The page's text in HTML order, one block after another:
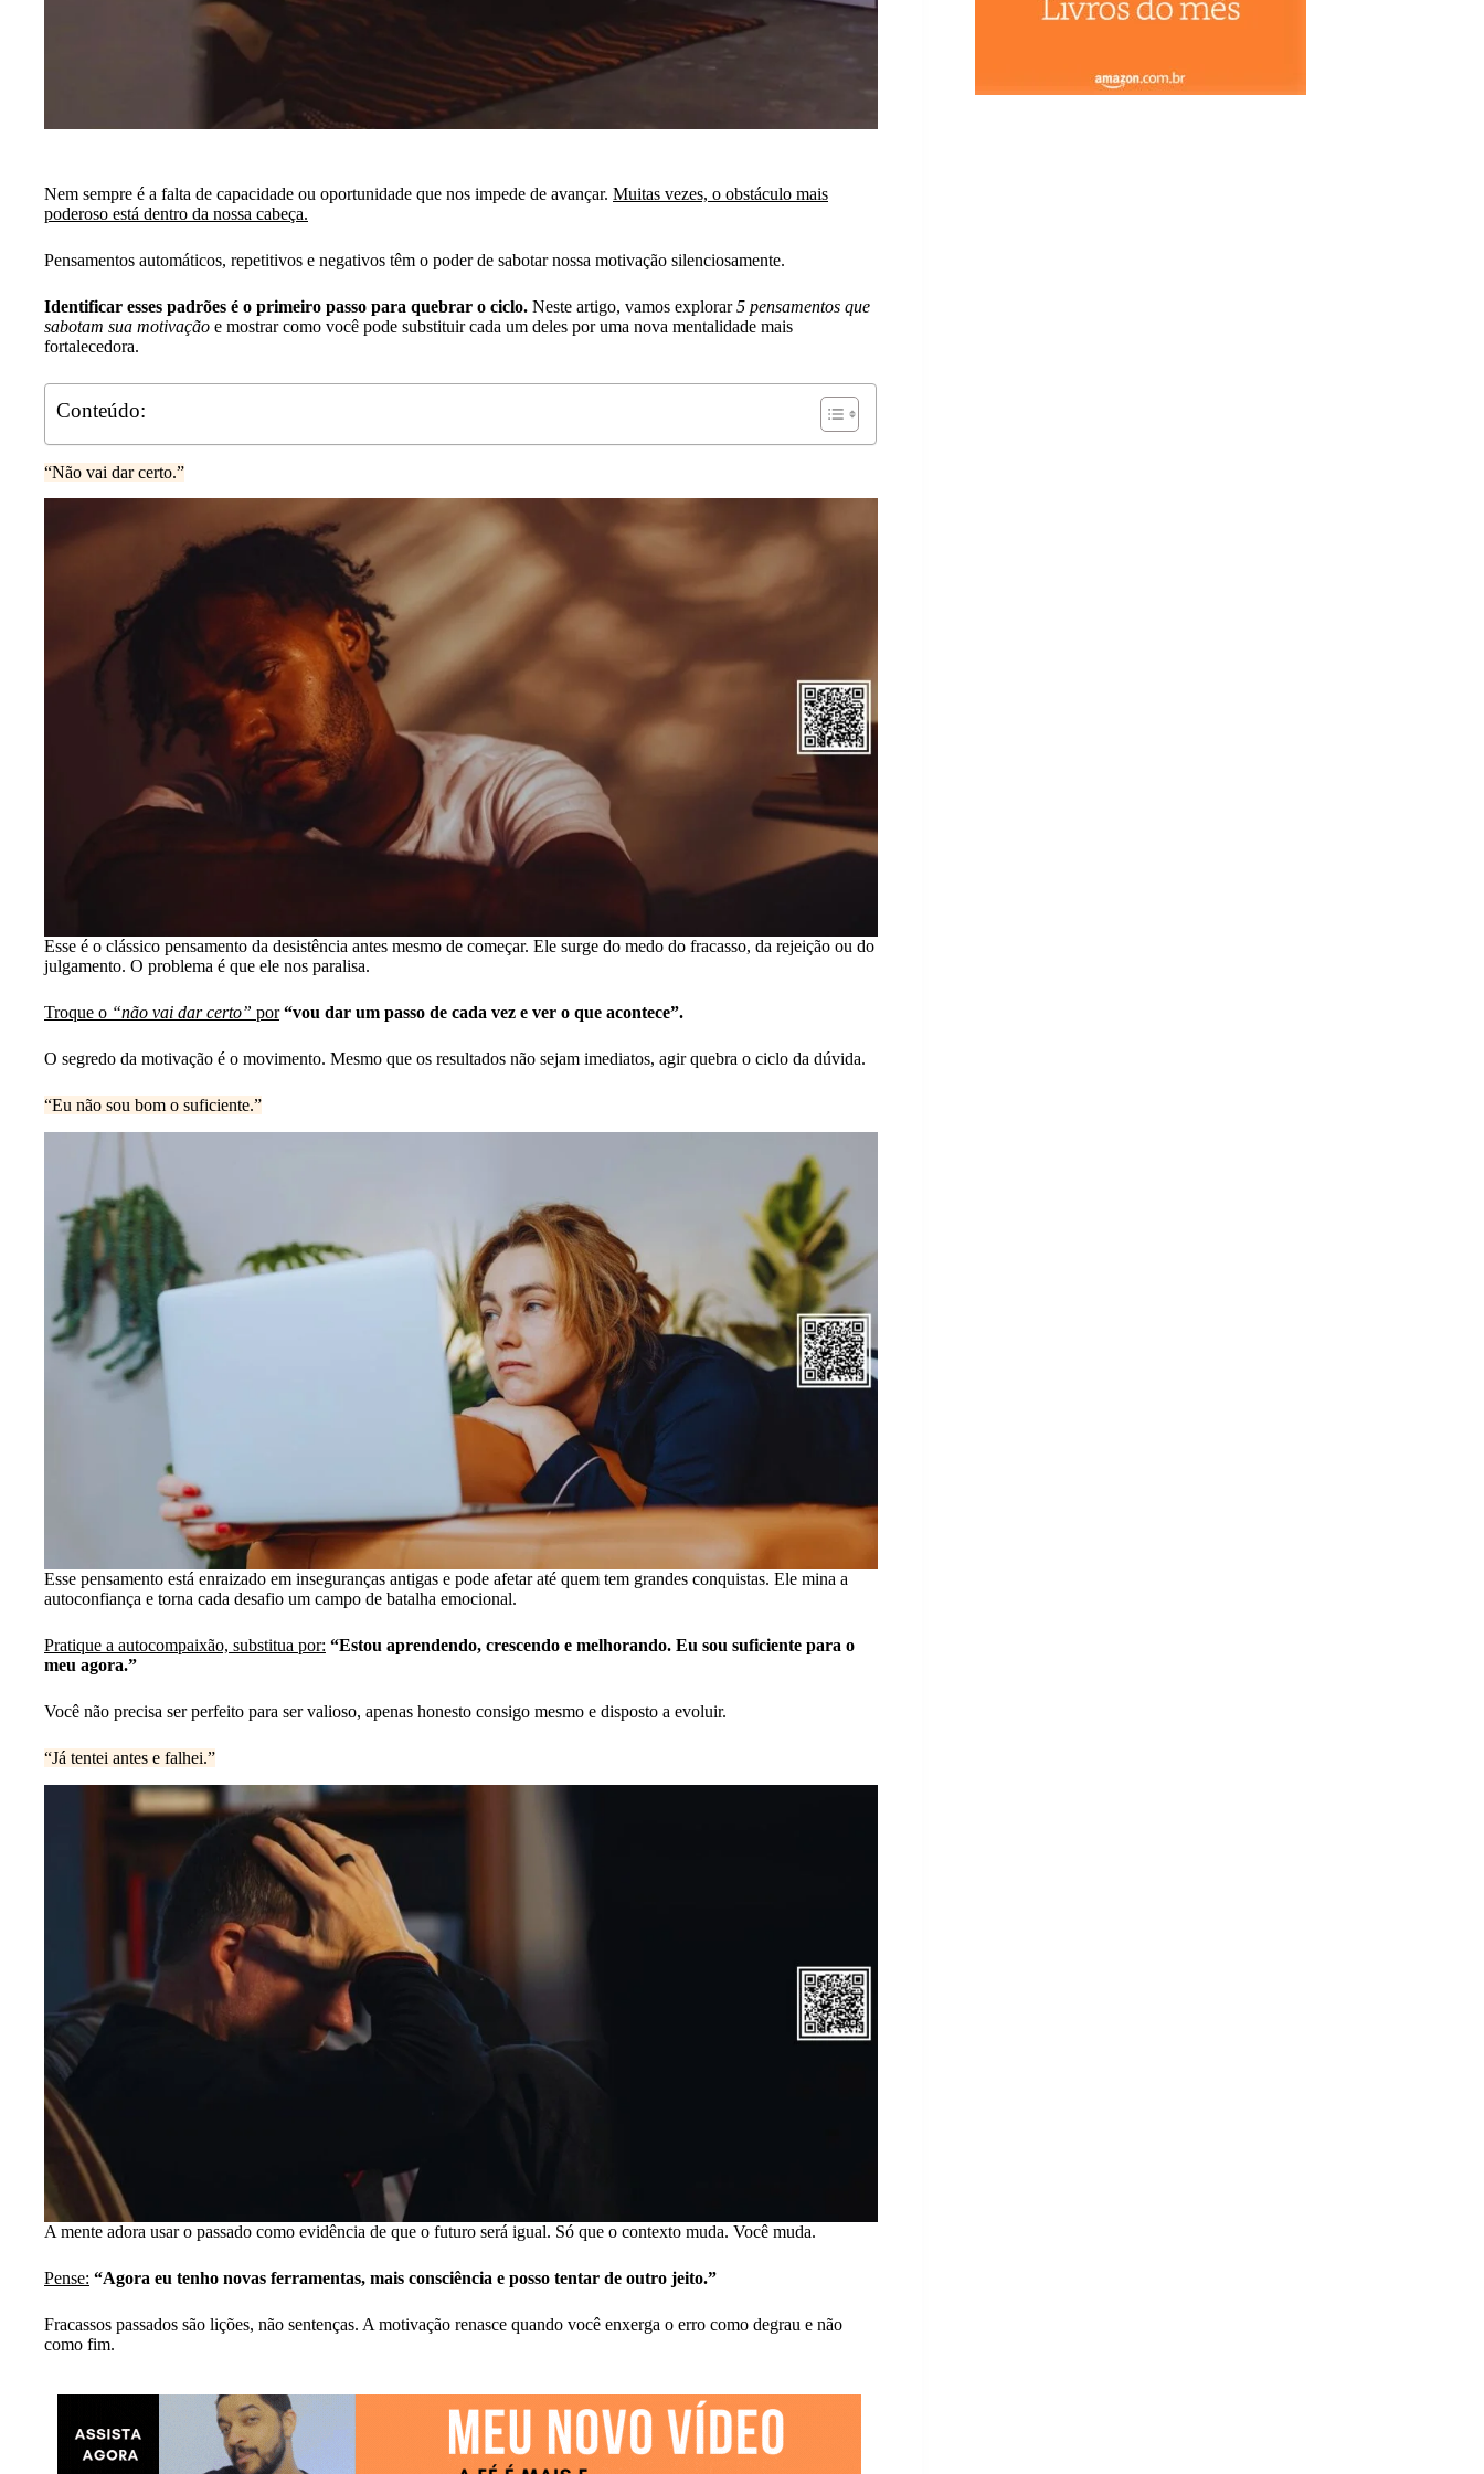
Nem sempre é a falta de capacidade ou oportunidade que nos impede de avançar. Muitas vezes, o obstáculo mais
poderoso está dentro da nossa cabeça.
Pensamentos automáticos, repetitivos e negativos têm o poder de sabotar nossa motivação silenciosamente.
Identificar esses padrões é o primeiro passo para quebrar o ciclo. Neste artigo, vamos explorar5 pensamentos que
sabotam sua motivação e mostrar como você pode substituir cada um deles por uma nova mentalidade mais
fortalecedora.
Conteúdo:
“Não vai dar certo.”
Esse é o clássico pensamento da desistência antes mesmo de começar. Ele surge do medo do fracasso, da rejeição ou do
julgamento. O problema é que ele nos paralisa.
Troque o “não vai dar certo” por “vou dar um passo de cada vez e ver o que acontece”.
O segredo da motivação é o movimento. Mesmo que os resultados não sejam imediatos, agir quebra o ciclo da dúvida.
“Eu não sou bom o suficiente.”
Esse pensamento está enraizado em inseguranças antigas e pode afetar até quem tem grandes conquistas. Ele mina a
autoconfiança e torna cada desafio um campo de batalha emocional.
Pratique a autocompaixão, substitua por: “Estou aprendendo, crescendo e melhorando. Eu sou suficiente para o
meu agora.”
Você não precisa ser perfeito para ser valioso, apenas honesto consigo mesmo e disposto a evoluir.
“Já tentei antes e falhei.”
A mente adora usar o passado como evidência de que o futuro será igual. Só que o contexto muda. Você muda.
Pense: “Agora eu tenho novas ferramentas, mais consciência e posso tentar de outro jeito.”
Fracassos passados são lições, não sentenças. A motivação renasce quando você enxerga o erro como degrau e não
como fim.